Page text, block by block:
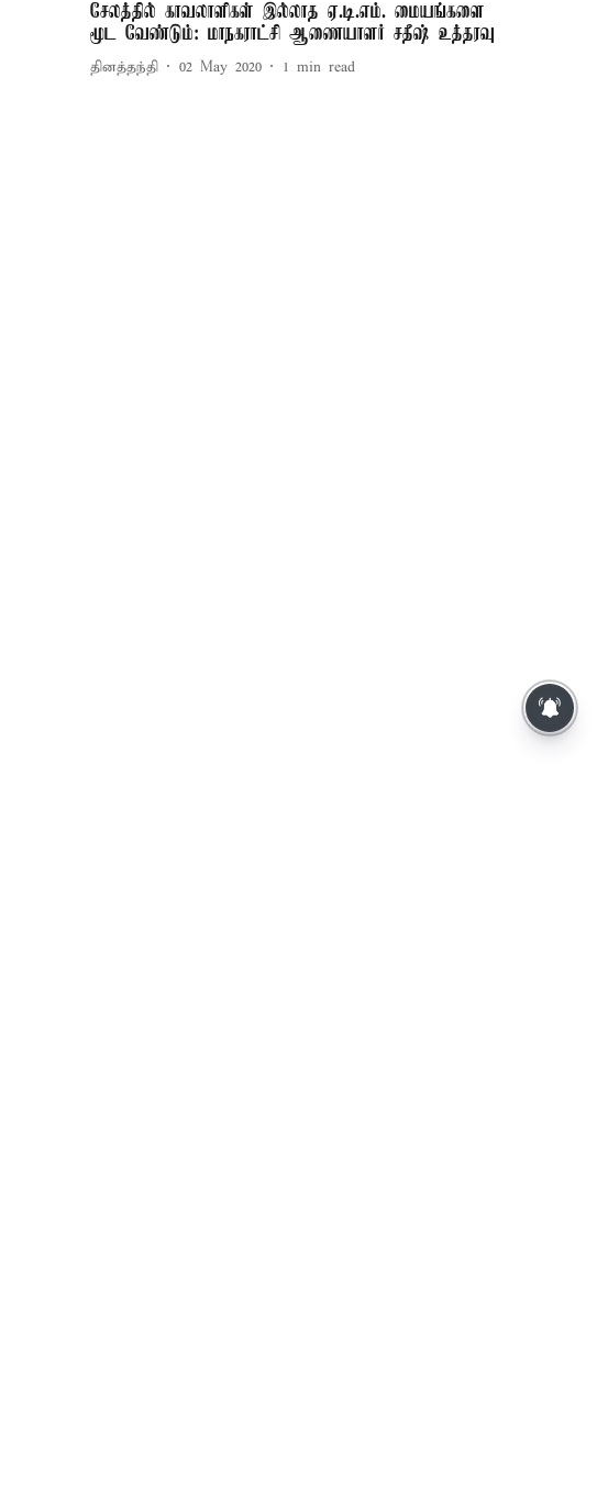
சேலத்தில் காவலாளிகள் இல்லாத ஏ.டி.எம். மையங்களை
மூட வேண்டும்: மாநகராட்சி ஆணையாளர் சதீஷ் உத்தரவு
தினத்தந்தி 02 May 2020 1 min read